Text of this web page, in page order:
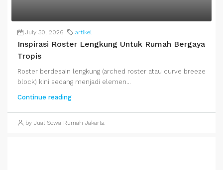
July 30, 2026 artikel
Inspirasi Roster Lengkung Untuk Rumah Bergaya
Tropis
Roster berdesain lengkung (arched roster atau curve breeze
block) kini sedang menjadi elemen...
Continue reading
by Jual Sewa Rumah Jakarta